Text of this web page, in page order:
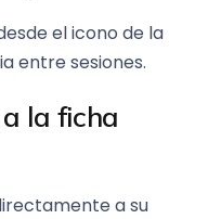
el icono de la
entre sesiones.
la ficha
a su